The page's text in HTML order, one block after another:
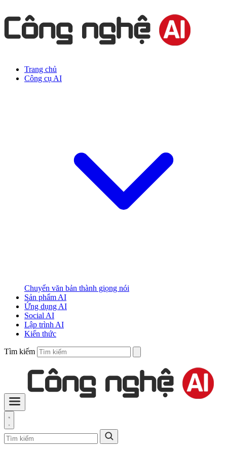
Trang chủ
Công cụ AI
Chuyển văn bản thành giọng nói
Sản phẩm AI
Ứng dụng AI
Social AI
Lập trình AI
Kiến thức
Tìm kiếm